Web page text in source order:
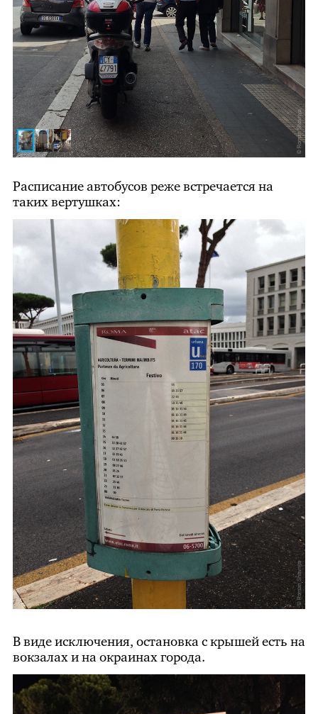
Расписание автобусов реже встречается на
таких вертушках:
В виде исключения, остановка с крышей есть на
вокзалах и на окраинах города.